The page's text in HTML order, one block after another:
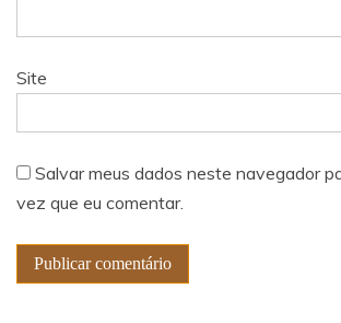
Site
Salvar meus dados neste navegador
vez que eu comentar.